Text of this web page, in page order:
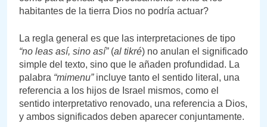
habitantes de la tierra Dios no podría actuar?
La regla general es que las interpretaciones de tipo
“no leas así, sino así”(al tikré) no anulan el significado
simple del texto, sino que le añaden profundidad. La
palabra “mimenu”incluye tanto el sentido literal, una
referencia a los hijos de Israel mismos, como el
sentido interpretativo renovado, una referencia a Dios,
y ambos significados deben aparecer conjuntamente.